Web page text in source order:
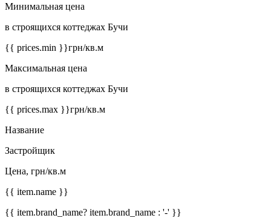
Минимальная цена
в строящихся коттеджах Бучи
{{ prices.min }}грн/кв.м
Максимальная цена
в строящихся коттеджах Бучи
{{ prices.max }}грн/кв.м
Название
Застройщик
Цена, грн/кв.м
{{ item.name }}
{{ item.brand_name? item.brand_name : '-' }}